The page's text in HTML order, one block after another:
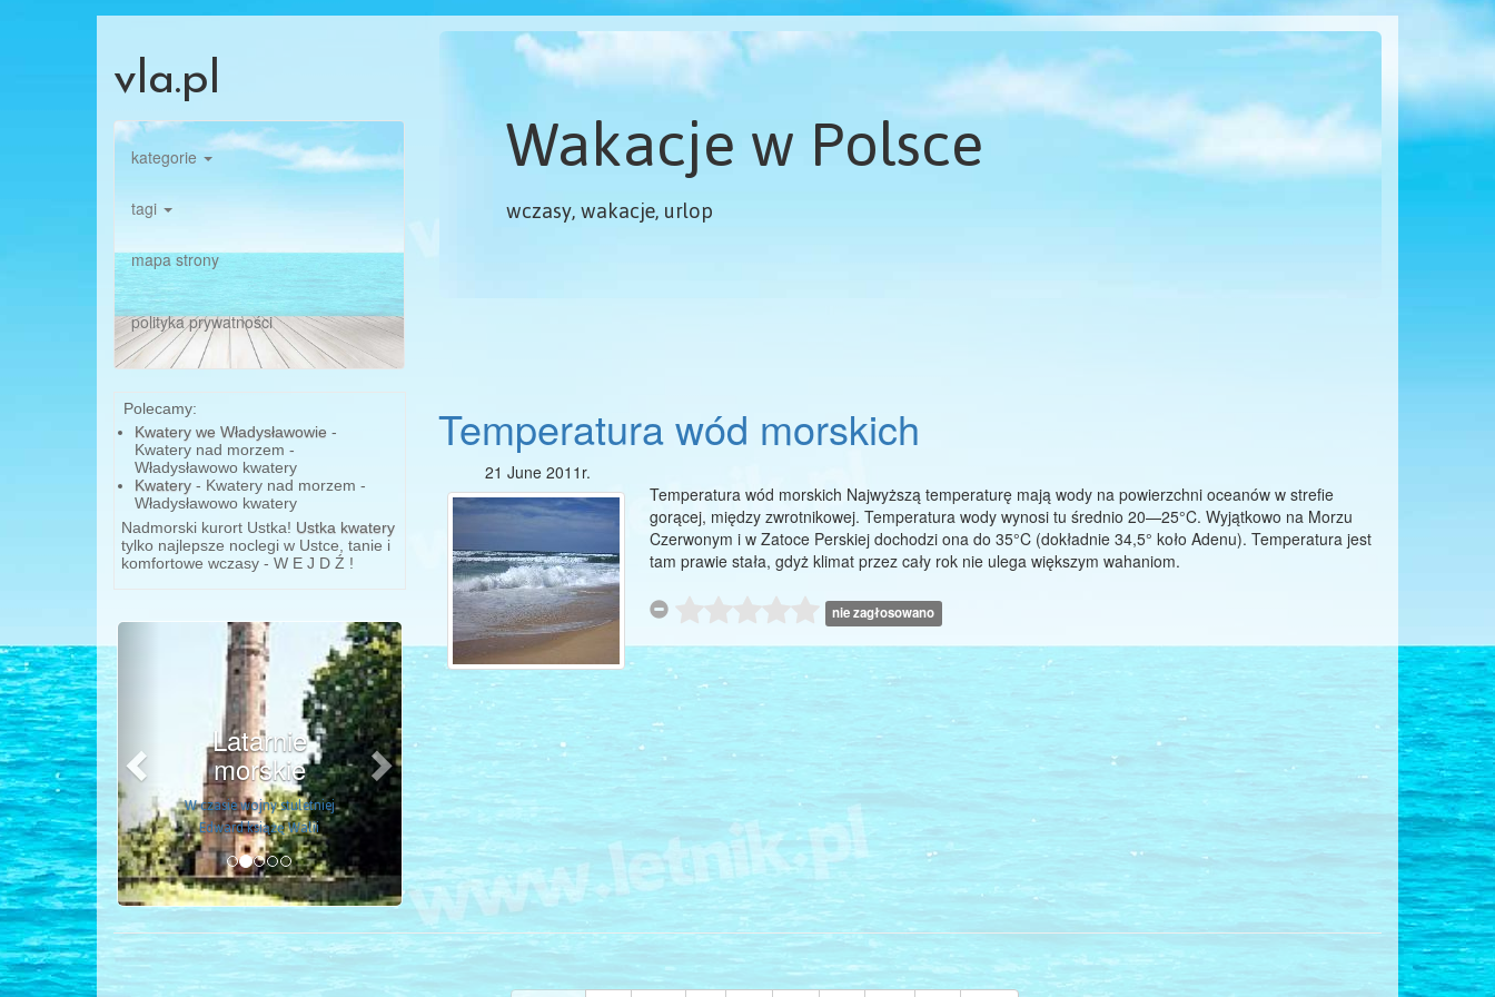
vla.pl
kategorie
tagi
mapa strony
polityka prywatności
Polecamy:
Kwatery we Władysławowie -
Kwatery nad morzem -
Władysławowo kwatery
Kwatery - Kwatery nad morzem -
Władysławowo kwatery
Nadmorski kurort Ustka! Ustka kwatery
tylko najlepsze noclegi w Ustce, tanie i
komfortowe wczasy - W E J D Ź !
Latarnie
morskie
W czasie wojny stuletniej
Edward książę Walii
Next
Wakacje w Polsce
wczasy, wakacje, urlop
Temperatura wód morskich
21 June 2011r.
Temperatura wód morskich Najwyższą temperaturę mają wody na powierzchni oceanów w strefie
gorącej, między zwrotnikowej. Temperatura wody wynosi tu średnio 20—25°C. Wyjątkowo na Morzu
Czerwonym i w Zatoce Perskiej dochodzi ona do 35°C (dokładnie 34,5° koło Adenu). Temperatura jest
tam prawie stała, gdyż klimat przez cały rok nie ulega większym wahaniom.
nie zagłosowano